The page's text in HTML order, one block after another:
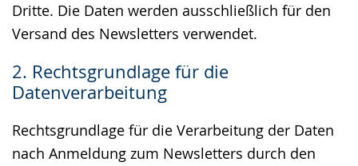
Dritte. Die Daten werden ausschließlich für den
Versand des Newsletters verwendet.
2. Rechtsgrundlage für die
Datenverarbeitung
Rechtsgrundlage für die Verarbeitung der Daten
nach Anmeldung zum Newsletters durch den